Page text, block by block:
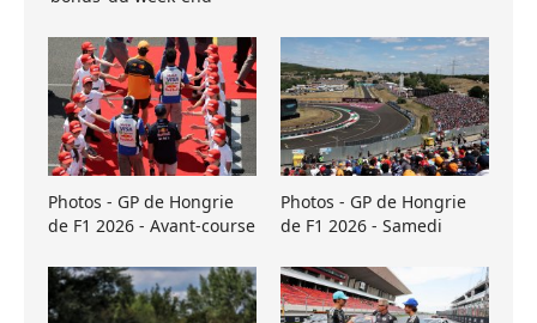
Photos - GP de Hongrie
de F1 2026 - Avant-course
Photos - GP de Hongrie
de F1 2026 - Samedi